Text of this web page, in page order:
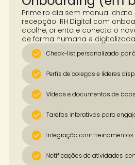
Primeiro dia sem manual
recepção. RH Digital com
acolhe, orienta e conecta o
de forma humana e
Check-list personalizado por
Perfis de colegas e líderes
Vídeos e documentos de
Tarefas interativas para
Integração com treinamentos
Notificações de atividades